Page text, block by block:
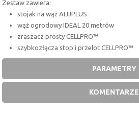
Zestaw zawiera:
stojak na wąż ALUPLUS
wąż ogrodowy IDEAL 20 metrów
zraszacz prosty CELLPRO™
szybkozłącza stop i przelot CELLPRO™
PARAMETRY
KOMENTARZE